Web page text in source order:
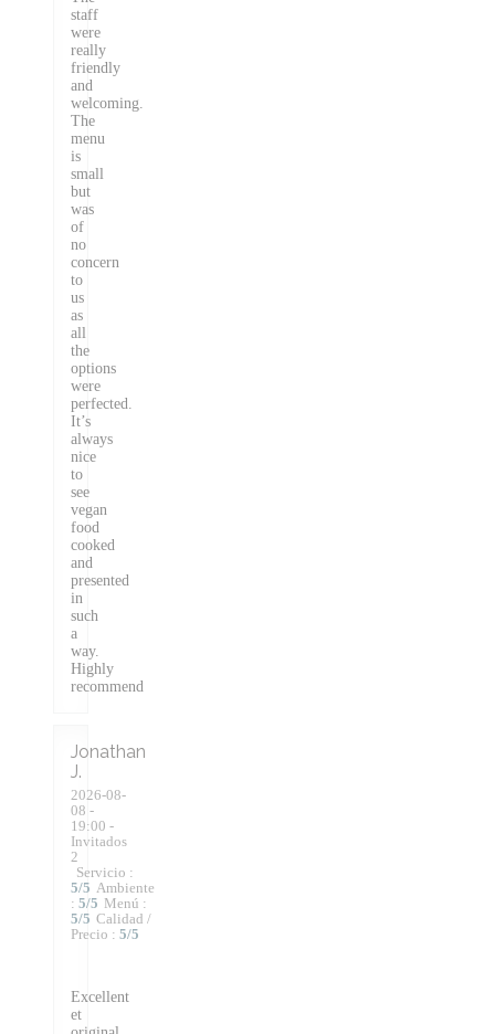
staff
were
really
friendly
and
welcoming.
The
menu
is
small
but
was
of
no
concern
to
us
as
all
the
options
were
perfected.
It’s
always
nice
to
see
vegan
food
cooked
and
presented
in
such
a
way.
Highly
recommend
Jonathan
J
2026-08-
08 -
19:00 -
Invitados
2
Servicio :
5/5 Ambiente
: 5/5 Menú :
5/5 Calidad /
Precio : 5/5
Excellent
et